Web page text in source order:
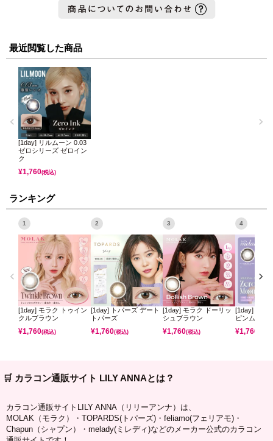
最近閲覧した商品
[1day] リルムーン 0.03
ゼロシリーズ ゼロイン
ク
¥1,760(税込)
ランキング
1
[1day] モラク トゥイン
クルブラウン
¥1,760(税込)
2
[1day] トパーズ デート
トパーズ
¥1,760(税込)
3
[1day] モラク ドーリッ
シュブラウン
¥1,760(税込)
4
[1day] ミレ
ピンムーン
¥1,760
🛒 カラコン通販サイト LILY ANNAとは？
カラコン通販サイトLILY ANNA（リリーアンナ）は、
MOLAK（モラク）・TOPARDS(トパーズ)・feliamo(フェリアモ)・
Chapun（シャプン）・melady(ミレディ)などのメーカー公式のカラコン